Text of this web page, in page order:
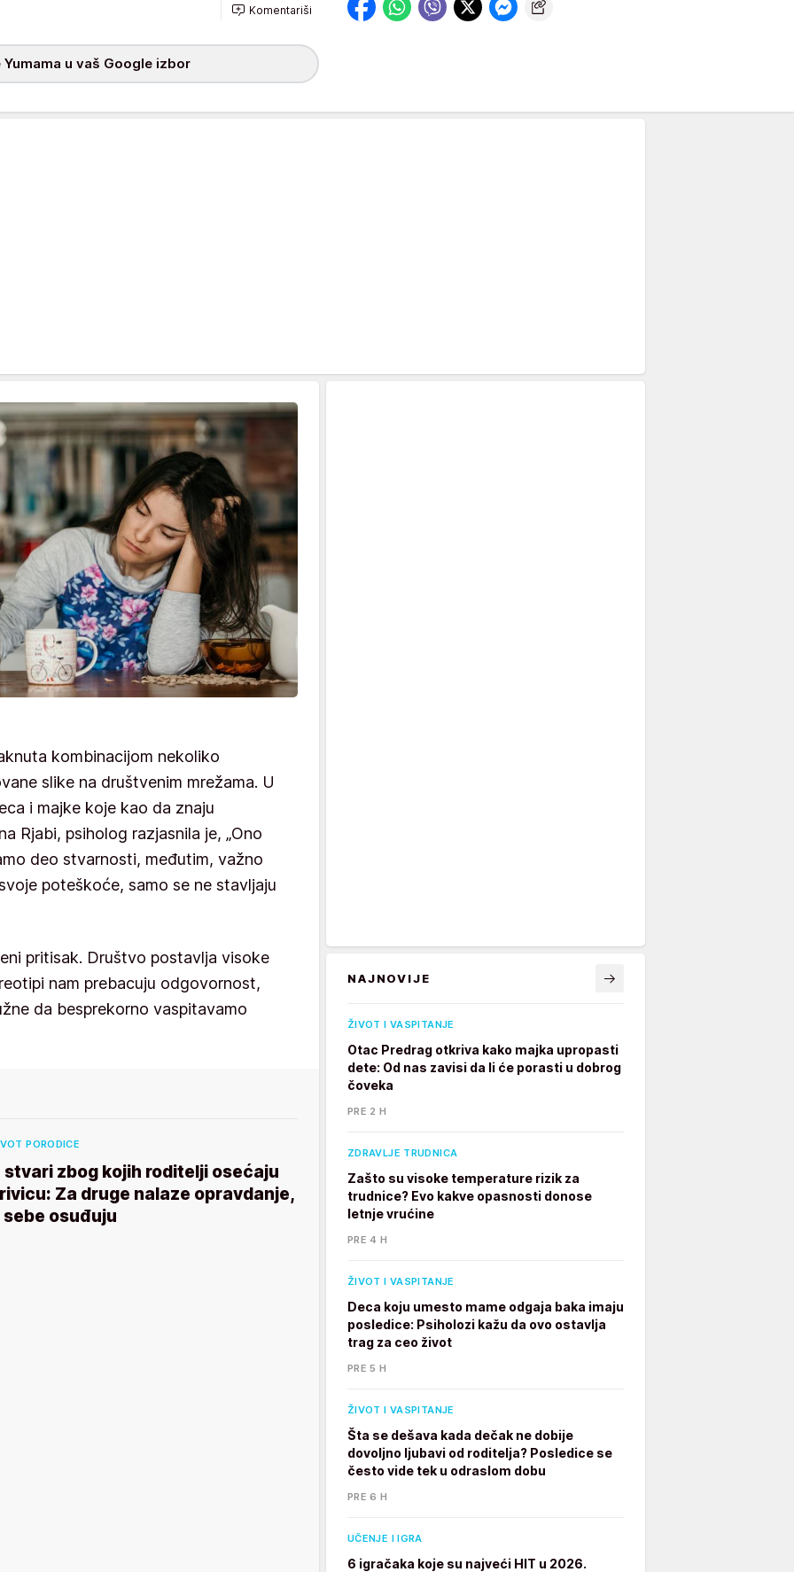
Komentariši
u vaš Google izbor
kombinacijom nekoliko
slike na društvenim mrežama. U
i majke koje kao da znaju
Rjabi, psiholog razjasnila je, „Ono
deo stvarnosti, međutim, važno
poteškoće, samo se ne stavljaju
pritisak. Društvo postavlja visoke
nam prebacuju odgovornost,
da besprekorno vaspitavamo
PORODICE
stvari zbog kojih roditelji osećaju
Za druge nalaze opravdanje,
sebe osuđuju
NAJNOVIJE
ŽIVOT I VASPITANJE
Otac Predrag otkriva kako majka upropasti
dete: Od nas zavisi da li će porasti u dobrog
čoveka
PRE 2 H
ZDRAVLJE TRUDNICA
Zašto su visoke temperature rizik za
trudnice? Evo kakve opasnosti donose
letnje vrućine
PRE 4 H
ŽIVOT I VASPITANJE
Deca koju umesto mame odgaja baka imaju
posledice: Psiholozi kažu da ovo ostavlja
trag za ceo život
PRE 5 H
ŽIVOT I VASPITANJE
Šta se dešava kada dečak ne dobije
dovoljno ljubavi od roditelja? Posledice se
često vide tek u odraslom dobu
PRE 6 H
UČENJE I IGRA
6 igračaka koje su najveći HIT u 2026.